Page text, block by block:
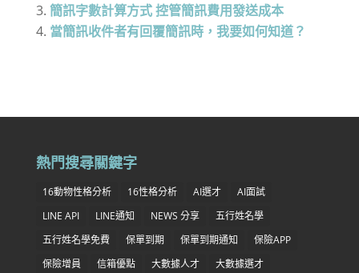
簡訊字數計算方式 控管簡訊費用發送成本
當簡訊收件者有回覆簡訊時，我要如何知道？
熱門搜尋關鍵字
16動物性格分析 16性格分析 AI選才
AI面試
LINE API
LINE通知 NEWS 分享
五行姓名學
五行姓名學免費
保單到期 保單到期通知
保險APP
保險增員
信箱優點 大數據人才
大數據選才